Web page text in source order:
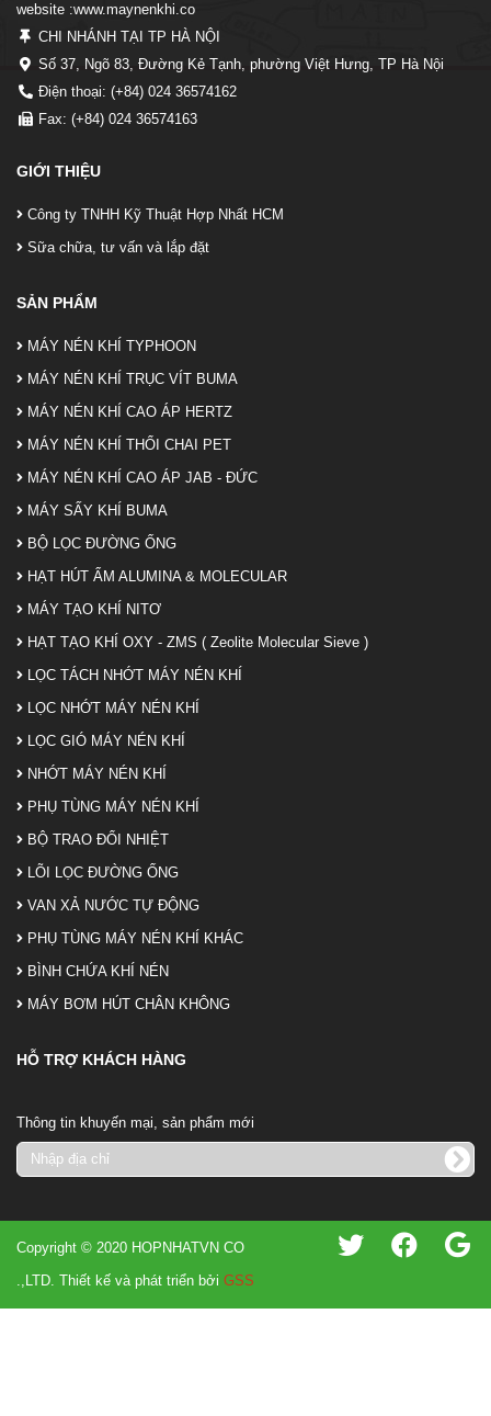
website :www.maynenkhi.co
CHI NHÁNH TẠI TP HÀ NỘI
Số 37, Ngõ 83, Đường Kẻ Tạnh, phường Việt Hưng, TP Hà Nội
Điện thoại: (+84) 024 36574162
Fax: (+84) 024 36574163
GIỚI THIỆU
Công ty TNHH Kỹ Thuật Hợp Nhất HCM
Sữa chữa, tư vấn và lắp đặt
SẢN PHẨM
MÁY NÉN KHÍ TYPHOON
MÁY NÉN KHÍ TRỤC VÍT BUMA
MÁY NÉN KHÍ CAO ÁP HERTZ
MÁY NÉN KHÍ THỔI CHAI PET
MÁY NÉN KHÍ CAO ÁP JAB - ĐỨC
MÁY SẤY KHÍ BUMA
BỘ LỌC ĐƯỜNG ỐNG
HẠT HÚT ẨM ALUMINA & MOLECULAR
MÁY TẠO KHÍ NITƠ
HẠT TẠO KHÍ OXY - ZMS ( Zeolite Molecular Sieve )
LỌC TÁCH NHỚT MÁY NÉN KHÍ
LỌC NHỚT MÁY NÉN KHÍ
LỌC GIÓ MÁY NÉN KHÍ
NHỚT MÁY NÉN KHÍ
PHỤ TÙNG MÁY NÉN KHÍ
BỘ TRAO ĐỔI NHIỆT
LÕI LỌC ĐƯỜNG ỐNG
VAN XẢ NƯỚC TỰ ĐỘNG
PHỤ TÙNG MÁY NÉN KHÍ KHÁC
BÌNH CHỨA KHÍ NÉN
MÁY BƠM HÚT CHÂN KHÔNG
HỖ TRỢ KHÁCH HÀNG
Thông tin khuyến mại, sản phẩm mới
Copyright © 2020 HOPNHATVN CO
.,LTD. Thiết kế và phát triển bởi GSS